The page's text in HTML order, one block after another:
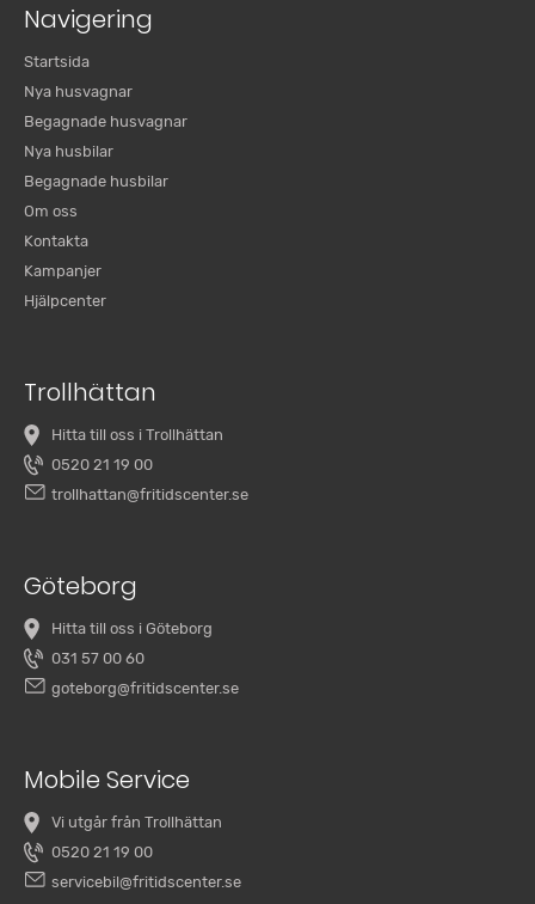
Navigering
Startsida
Nya husvagnar
Begagnade husvagnar
Nya husbilar
Begagnade husbilar
Om oss
Kontakta
Kampanjer
Hjälpcenter
Trollhättan
Hitta till oss i Trollhättan
0520 21 19 00
trollhattan@fritidscenter.se
Göteborg
Hitta till oss i Göteborg
031 57 00 60
goteborg@fritidscenter.se
Mobile Service
Vi utgår från Trollhättan
0520 21 19 00
servicebil@fritidscenter.se